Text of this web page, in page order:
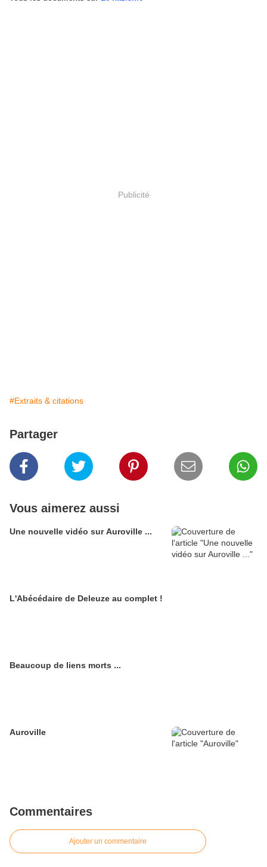
Publicité
#Extraits & citations
Partager
Vous aimerez aussi
Une nouvelle vidéo sur Auroville ...
L'Abécédaire de Deleuze au complet !
Beaucoup de liens morts ...
Auroville
Commentaires
Ajouter un commentaire